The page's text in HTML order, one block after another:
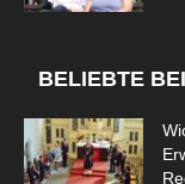
BELIEBTE